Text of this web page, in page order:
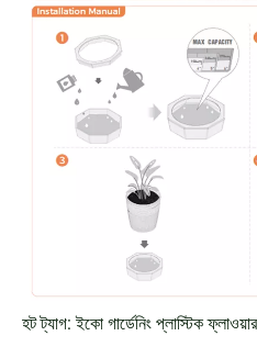
হট ট্যাগ: ইকো গার্ডেনিং প্লাস্টিক